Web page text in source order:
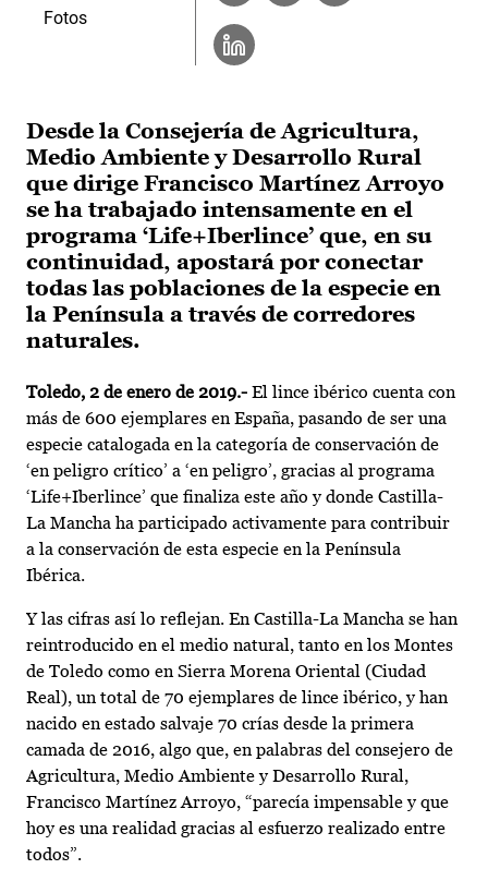
Desde la Consejería de Agricultura,
Medio Ambiente y Desarrollo Rural
que dirige Francisco Martínez Arroyo
se ha trabajado intensamente en el
programa ‘Life+Iberlince’ que, en su
continuidad, apostará por conectar
todas las poblaciones de la especie en
la Península a través de corredores
naturales.
Toledo, 2 de enero de 2019.- El lince ibérico cuenta con
más de 600 ejemplares en España, pasando de ser una
especie catalogada en la categoría de conservación de
‘en peligro crítico’ a ‘en peligro’, gracias al programa
‘Life+Iberlince’ que finaliza este año y donde Castilla-
La Mancha ha participado activamente para contribuir
a la conservación de esta especie en la Península
Ibérica.
Y las cifras así lo reflejan. En Castilla-La Mancha se han
reintroducido en el medio natural, tanto en los Montes
de Toledo como en Sierra Morena Oriental (Ciudad
Real), un total de 70 ejemplares de lince ibérico, y han
nacido en estado salvaje 70 crías desde la primera
camada de 2016, algo que, en palabras del consejero de
Agricultura, Medio Ambiente y Desarrollo Rural,
Francisco Martínez Arroyo, “parecía impensable y que
hoy es una realidad gracias al esfuerzo realizado entre
todos”.
Fotos